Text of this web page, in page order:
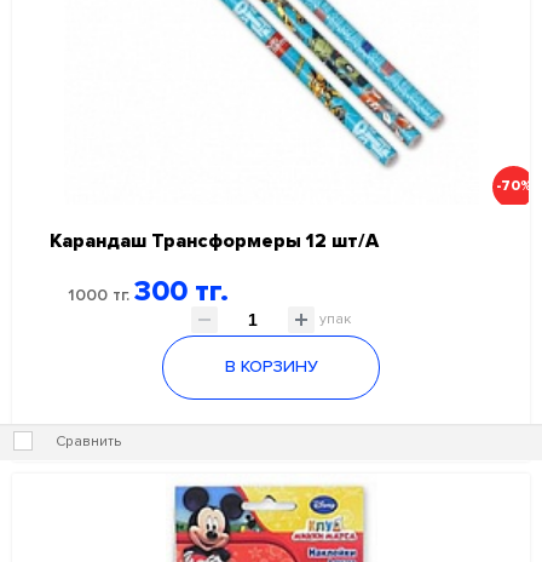
-70%
Карандаш Трансформеры 12 шт/А
1000 тг. 300 тг.
упак
В КОРЗИНУ
Сравнить